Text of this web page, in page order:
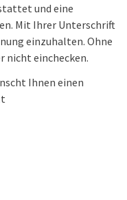
und eine
Mit Ihrer Unterschrift
einzuhalten. Ohne
nicht einchecken.
Ihnen einen